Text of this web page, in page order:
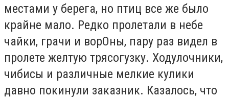
местами у берега, но птиц все же было
крайне мало. Редко пролетали в небе
чайки, грачи и ворОны, пару раз видел в
пролете желтую трясогузку. Ходулочники,
чибисы и различные мелкие кулики
давно покинули заказник. Казалось, что